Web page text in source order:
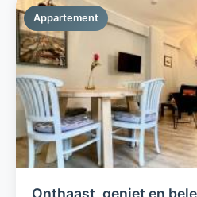
Appartement
Onthaast, geniet en